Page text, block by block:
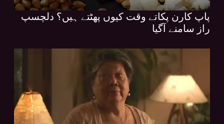
پاپ کارن پکاتے وقت کیوں پھٹتے ہیں؟ دلچسپ
راز سامنے آگیا